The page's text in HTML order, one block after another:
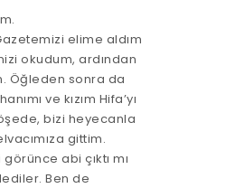
elime aldım
okudum, ardından
Öğleden sonra da
ve kızım Hifa’yı
bizi heyecanla
gittim.
abi çıktı mı
Ben de